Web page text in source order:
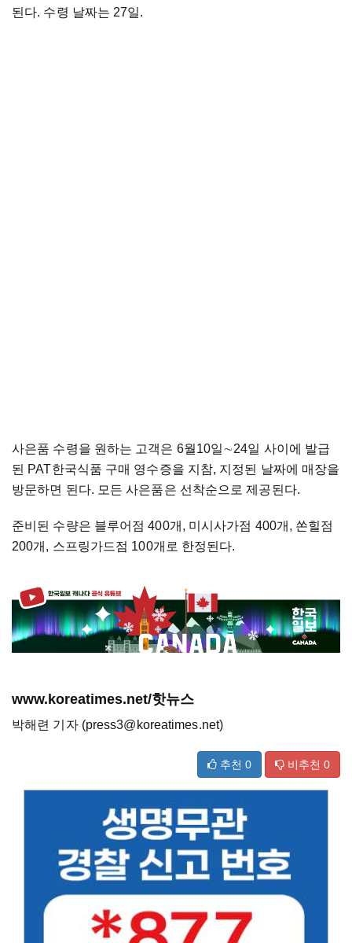
된다. 수령 날짜는 27일.
사은품 수령을 원하는 고객은 6월10일∼24일 사이에 발급
된 PAT한국식품 구매 영수증을 지참, 지정된 날짜에 매장을
방문하면 된다. 모든 사은품은 선착순으로 제공된다.
준비된 수량은 블루어점 400개, 미시사가점 400개, 쏜힐점
200개, 스프링가드점 100개로 한정된다.
www.koreatimes.net/핫뉴스
박해련 기자 (press3@koreatimes.net)
추천 0 비추천 0